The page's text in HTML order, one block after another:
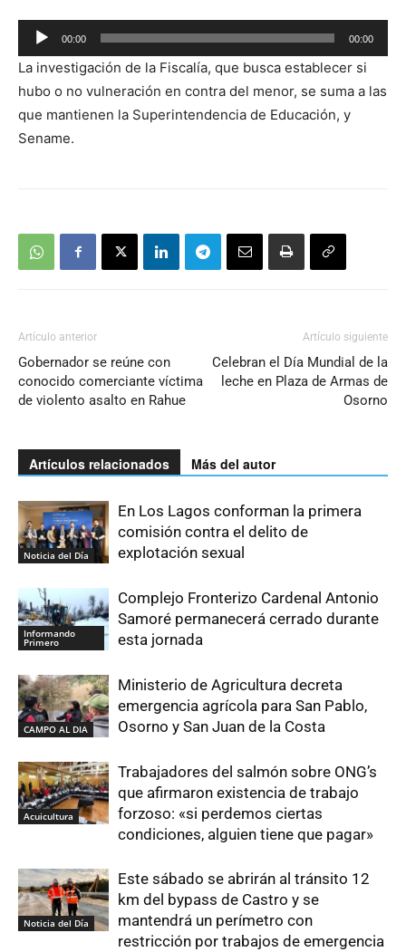
Reproductor
de
audio
00:00 00:00
La investigación de la Fiscalía, que busca establecer si
hubo o no vulneración en contra del menor, se suma a las
que mantienen la Superintendencia de Educación, y
Sename.
Artículo anterior
Gobernador se reúne con
conocido comerciante víctima
de violento asalto en Rahue
Artículo siguiente
Celebran el Día Mundial de la
leche en Plaza de Armas de
Osorno
Artículos relacionados Más del autor
Noticia del Día
En Los Lagos conforman la primera
comisión contra el delito de
explotación sexual
Informando
Primero
Complejo Fronterizo Cardenal Antonio
Samoré permanecerá cerrado durante
esta jornada
CAMPO AL DIA
Ministerio de Agricultura decreta
emergencia agrícola para San Pablo,
Osorno y San Juan de la Costa
Acuicultura
Trabajadores del salmón sobre ONG’s
que afirmaron existencia de trabajo
forzoso: «si perdemos ciertas
condiciones, alguien tiene que pagar»
Noticia del Día
Este sábado se abrirán al tránsito 12
km del bypass de Castro y se
mantendrá un perímetro con
restricción por trabajos de emergencia